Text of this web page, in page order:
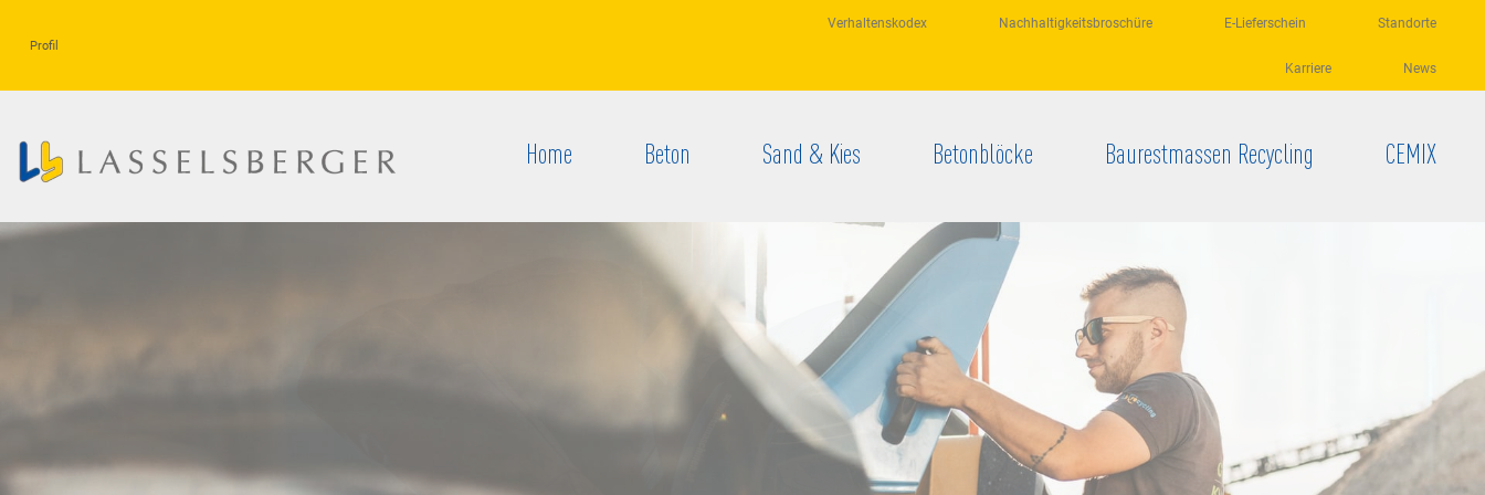
Profil
Verhaltenskodex Nachhaltigkeitsbroschüre E-Lieferschein Standorte
Karriere News
Home Beton Sand & Kies Betonblöcke Baurestmassen Recycling CEMIX